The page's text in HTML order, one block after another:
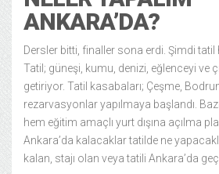
ANKARA’DA?
Dersler bitti, finaller sona erdi. Şimdi tatil
Tatil; güneşi, kumu, denizi, eğlenceyi ve
getiriyor. Tatil kasabaları; Çeşme,
rezarvasyonlar yapılmaya başlandı.
hem eğitim amaçlı yurt dışına açılma
Ankara’da kalacaklar tatilde ne
kalan, stajı olan veya tatili Ankara’da